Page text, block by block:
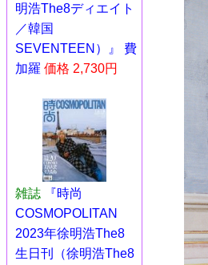
明浩The8ディエイト
／韓国
SEVENTEEN）』 費
加羅 価格 2,730円
雑誌
『時尚
COSMOPOLITAN
2023年徐明浩The8
生日刊（徐明浩The8